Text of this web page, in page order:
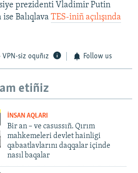
prezidenti Vladimir Putin
Balıqlava TES-iniñ açılışında
VPN-siz oquñız Follow us
etiñiz
İNSAN AQLARI
Bir an – ve casussıñ. Qırım
mahkemeleri devlet hainligi
qabaatlavlarını daqqalar içinde
nasıl baqalar